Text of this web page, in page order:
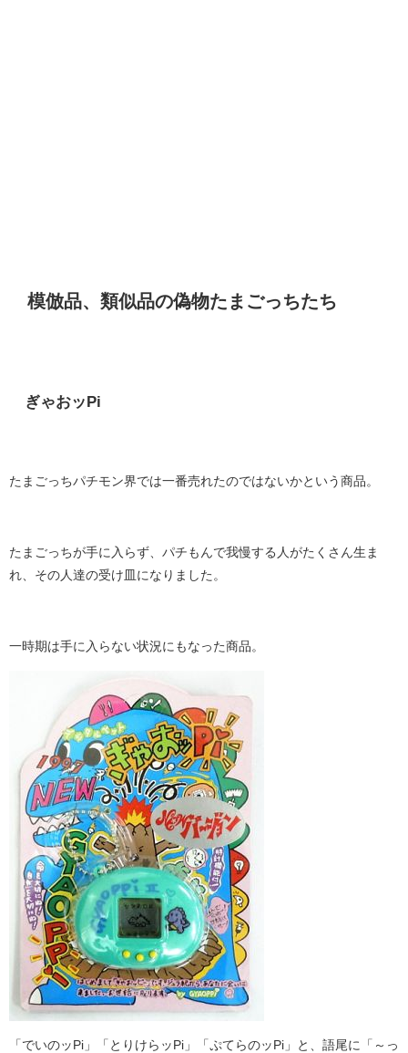
模倣品、類似品の偽物たまごっちたち
ぎゃおッPi
たまごっちパチモン界では一番売れたのではないかという商品。
たまごっちが手に入らず、パチもんで我慢する人がたくさん生ま
れ、その人達の受け皿になりました。
一時期は手に入らない状況にもなった商品。
「でいのッPi」「とりけらッPi」「ぷてらのッPi」と、語尾に「～っ